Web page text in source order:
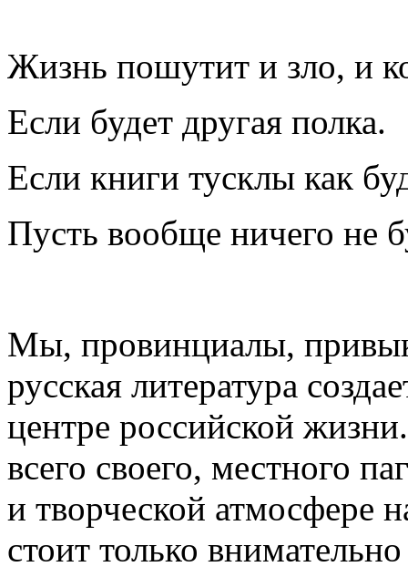
Жизнь пошутит и зло, и
Если будет другая полка.
Если книги тусклы как
Пусть вообще ничего не
Мы, провинциалы,
русская литература
центре российской
всего своего, местного
и творческой атмосфере
стоит только